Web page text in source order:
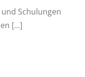
Schulungen
[...]